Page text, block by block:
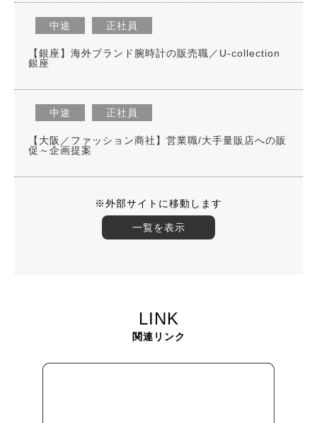
中途 正社員
【銀座】海外ブランド腕時計の販売職／U-collection
銀座
中途 正社員
【大阪／ファッション商社】営業職/大手量販店への販
促～企画提案
※外部サイトに移動します
一覧を表示
LINK
関連リンク